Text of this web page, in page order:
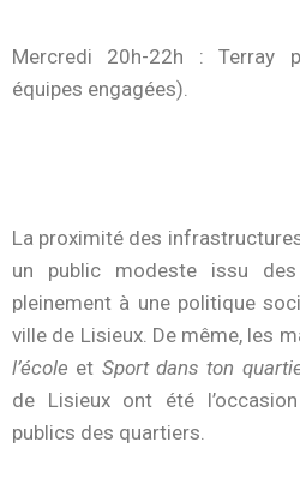
Mercredi 20h-22h : Terray
équipes engagées).
La proximité des
un public modeste issu
pleinement à une politique
ville de Lisieux. De même, les
l’école et Sport dans ton
de Lisieux ont été
publics des quartiers.